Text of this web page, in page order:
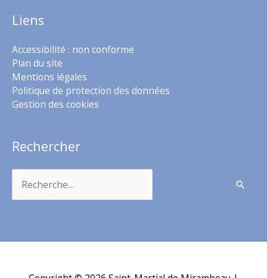
Liens
Accessibilité : non conforme
Plan du site
Mentions légales
Politique de protection des données
Gestion des cookies
Rechercher